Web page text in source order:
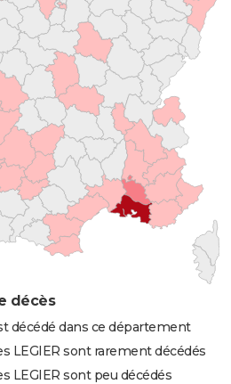
décès
décédé dans ce département
LEGIER sont rarement décédés
LEGIER sont peu décédés